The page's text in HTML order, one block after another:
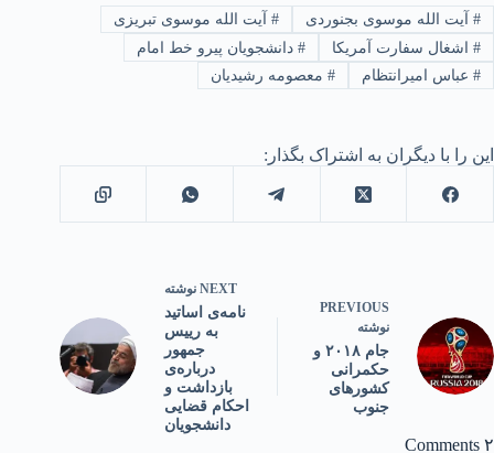
#آیت الله موسوی بجنوردی #آیت الله موسوی تبریزی
#اشغال سفارت آمریکا #دانشجویان پیرو خط امام
#عباس امیرانتظام #معصومه رشیدیان
این را با دیگران به اشتراک بگذار:
PREVIOUS
نوشته
جام ٢٠١٨ و
حکمرانی
کشورهای
جنوب
NEXT نوشته
نامه‌ی اساتید
به رییس
جمهور
درباره‌ی
بازداشت و
احکام قضایی
دانشجویان
۲ Comments